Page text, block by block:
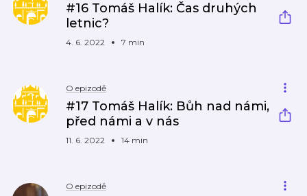
#16 Tomáš Halík: Čas druhých
letnic?
4. 6. 2022 7 min
O epizodě
#17 Tomáš Halík: Bůh nad námi,
před námi a v nás
11. 6. 2022 14 min
O epizodě